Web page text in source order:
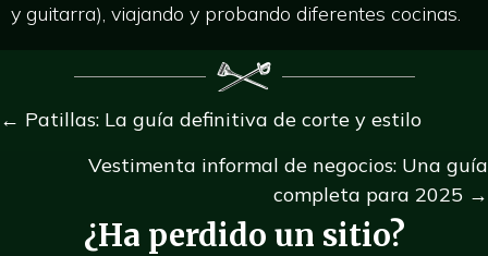
y guitarra), viajando y probando diferentes cocinas.
Posts
navegación
← Patillas: La guía definitiva de corte y estilo
Vestimenta informal de negocios: Una guía
completa para 2025 →
¿Ha perdido un sitio?